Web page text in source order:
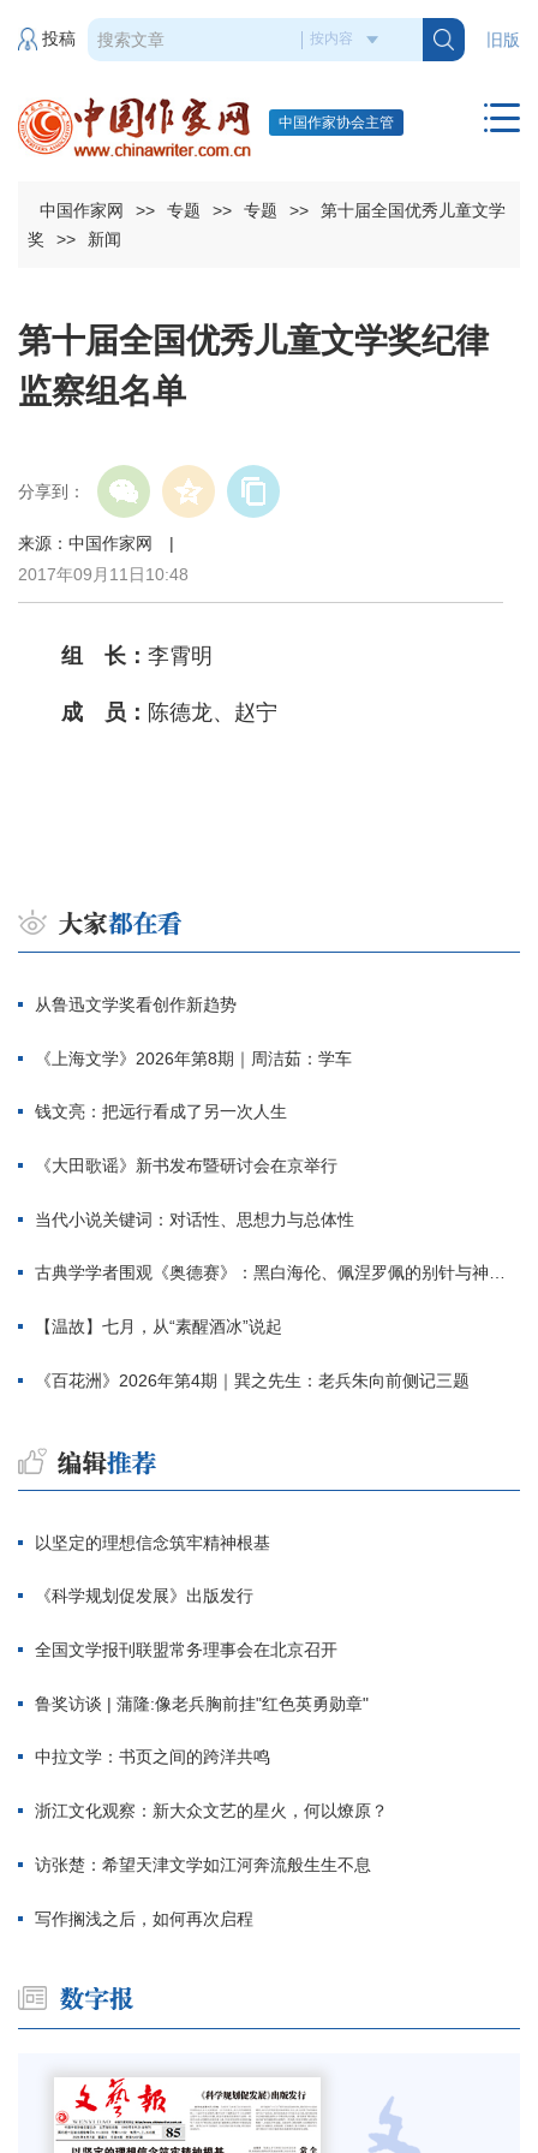
旧版
投稿
中国作家协会主管
中国作家网 >> 专题 >> 专题 >>
第十届全国优秀儿童文学
奖
>> 新闻
第十届全国优秀儿童文学奖纪律
监察组名单
分享到：
来源：中国作家网 |
2017年09月11日10:48
组 长： 李霄明
成 员： 陈德龙、赵宁
从鲁迅文学奖看创作新趋势
《上海文学》2026年第8期｜周洁茹：学车
钱文亮：把远行看成了另一次人生
《大田歌谣》新书发布暨研讨会在京举行
当代小说关键词：对话性、思想力与总体性
古典学学者围观《奥德赛》：黑白海伦、佩涅罗佩的别针与神秘入侵者
【温故】七月，从“素醒酒冰”说起
《百花洲》2026年第4期｜巽之先生：老兵朱向前侧记三题
以坚定的理想信念筑牢精神根基
《科学规划促发展》出版发行
全国文学报刊联盟常务理事会在北京召开
鲁奖访谈 | 蒲隆:像老兵胸前挂"红色英勇勋章"
中拉文学：书页之间的跨洋共鸣
浙江文化观察：新大众文艺的星火，何以燎原？
访张楚：希望天津文学如江河奔流般生生不息
写作搁浅之后，如何再次启程